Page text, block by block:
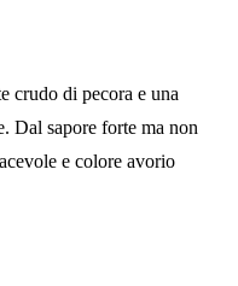
crudo di pecora e una
Dal sapore forte ma non
e colore avorio